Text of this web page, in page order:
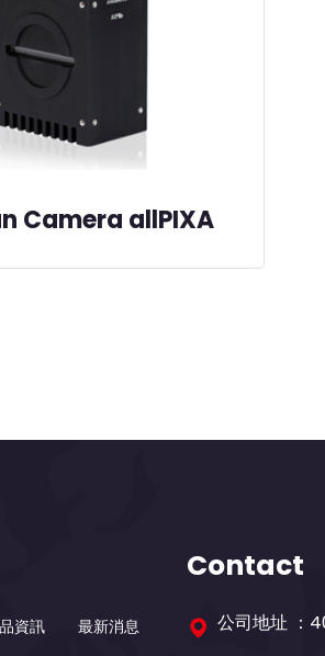
Camera allPIXA
資訊 最新消息
Contact
公司地址 ：